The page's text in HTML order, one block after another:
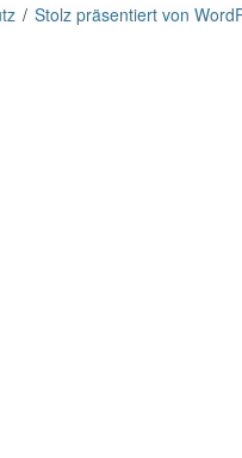
Stolz präsentiert von